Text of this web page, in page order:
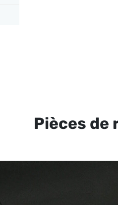
Pièces de